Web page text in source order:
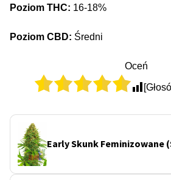
Poziom THC: 16-18%
Poziom CBD: Średni
Oceń
Early Skunk Feminizowane